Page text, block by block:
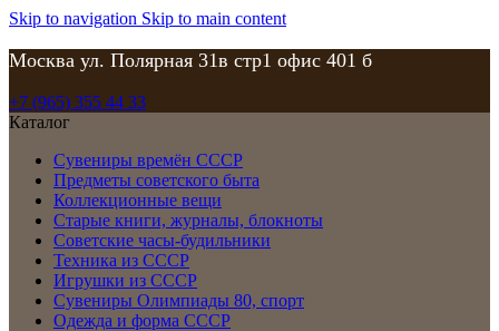
Skip to navigation Skip to main content
Москва ул. Полярная 31в стр1 офис 401 б
+7 (965) 355 44 33
Каталог
Сувениры времён СССР
Предметы советского быта
Коллекционные вещи
Старые книги, журналы, блокноты
Советские часы-будильники
Техника из СССР
Игрушки из СССР
Сувениры Олимпиады 80, спорт
Одежда и форма СССР